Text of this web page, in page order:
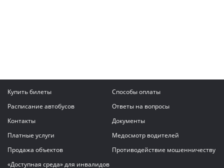
Купить билеты
Способы оплаты
Расписание автобусов
Ответы на вопросы
Контакты
Документы
Платные услуги
Медосмотр водителей
Продажа объектов
Противодействие мошенничеству
«Доступная среда» для инвалидов